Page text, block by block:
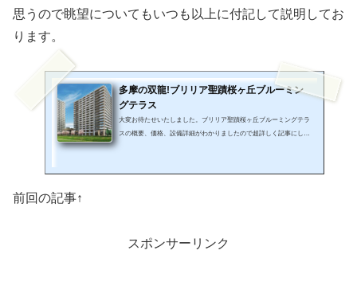
思うので眺望についてもいつも以上に付記して説明してお
ります。
多摩の双龍!ブリリア聖蹟桜ヶ丘ブルーミン
グテラス
大変お待たせいたしました。ブリリア聖蹟桜ヶ丘ブルーミングテラ
スの概要、価格、設備詳細がわかりましたので超詳しく記事にして
内いたします。ブリリア聖蹟桜ヶ丘ブルーミングテラスの供給戸数
前回の記事↑
スポンサーリンク